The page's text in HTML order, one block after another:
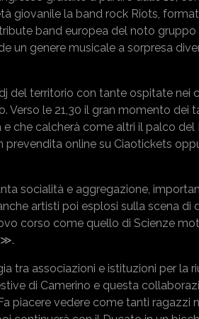
giovanile la band rock Riots,
band europea del noto
un genere musicale a sorpresa
del territorio con tante ospitate nei
Verso le 21,30 il gran momento dei
che calcherà come altri il palco del
online su Ciaotickets
socialità e aggregazione,
artisti poi esplosi sulla scena di
corso come quello di Scienze
tra associazioni e istituzioni per la
di Camerino e questa
piacere vedere come tanti ragazzi